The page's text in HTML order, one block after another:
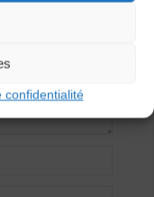
confidentialité